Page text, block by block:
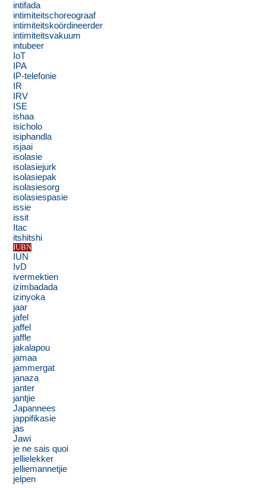
intifada
intimiteitschoreograaf
intimiteitskoördineerder
intimiteitsvakuum
intubeer
IoT
IPA
IP-telefonie
IR
IRV
ISE
ishaa
isicholo
isiphandla
isjaai
isolasie
isolasiejurk
isolasiepak
isolasiesorg
isolasiespasie
issie
issit
Itac
itshitshi
IUBN
IUN
IvD
ivermektien
izimbadada
izinyoka
jaar
jafel
jaffel
jaffle
jakalapou
jamaa
jammergat
janaza
janter
jantjie
Japannees
jappifikasie
jas
Jawi
je ne sais quoi
jellielekker
jelliemannetjie
jelpen